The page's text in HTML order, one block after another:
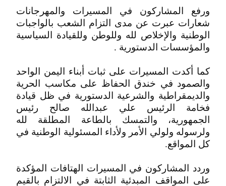
ورفع المشاركون في المسيرات والمهرجانات
شعارات عبرت عن مدى التزام الشعب بالواجبات
الوطنية والإخلاص لله وللوطن وللقيادة السياسية
والمؤسسات الدستورية .
كما أكدت المسيرات على ثبات أبناء اليمن الواحد
والصمود في خندق الحفاظ على مكاسب الحرية
والديمقراطية والشرعية الدستورية في ظل قيادة
فخامة الرئيس علي عبدالله صالح رئيس
الجمهورية، والتمسك بالطاعة المطلقة لله
ولرسوله ولولي الأمر ولأداء المسئولية الوطنية في
كل المواقع.
وردد المشاركون في المسيرات الهتافات المؤكدة
على المواقف المبدئية الثابتة في الالتزام بالقيم